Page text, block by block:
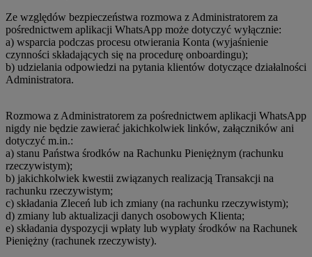
Ze względów bezpieczeństwa rozmowa z Administratorem za
pośrednictwem aplikacji WhatsApp może dotyczyć wyłącznie:
a) wsparcia podczas procesu otwierania Konta (wyjaśnienie
czynności składających się na procedurę onboardingu);
b) udzielania odpowiedzi na pytania klientów dotyczące działalności
Administratora.
Rozmowa z Administratorem za pośrednictwem aplikacji WhatsApp
nigdy nie będzie zawierać jakichkolwiek linków, załączników ani
dotyczyć m.in.:
a) stanu Państwa środków na Rachunku Pieniężnym (rachunku
rzeczywistym);
b) jakichkolwiek kwestii związanych realizacją Transakcji na
rachunku rzeczywistym;
c) składania Zleceń lub ich zmiany (na rachunku rzeczywistym);
d) zmiany lub aktualizacji danych osobowych Klienta;
e) składania dyspozycji wpłaty lub wypłaty środków na Rachunek
Pieniężny (rachunek rzeczywisty).